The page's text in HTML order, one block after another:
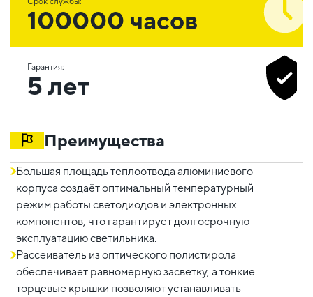
100000 часов
Гарантия:
5 лет
Преимущества
Большая площадь теплоотвода алюминиевого
корпуса создаёт оптимальный температурный
режим работы светодиодов и электронных
компонентов, что гарантирует долгосрочную
эксплуатацию светильника.
Рассеиватель из оптического полистирола
обеспечивает равномерную засветку, а тонкие
торцевые крышки позволяют устанавливать